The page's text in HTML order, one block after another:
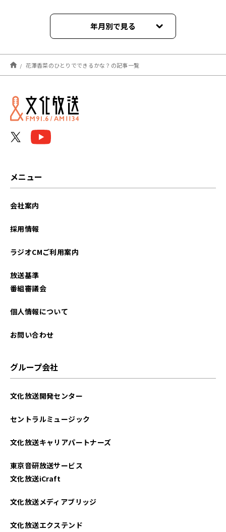
年月別で見る
2026年08月
2026年07月
2026年06月
2025年09月
2025年06月
2025年01月
2024年12月
花澤香菜のひとりでできるかな？の記事一覧
メニュー
会社案内
採用情報
ラジオCMご利用案内
放送基準
番組審議会
個人情報について
お問い合わせ
グループ会社
文化放送開発センター
セントラルミュージック
文化放送キャリアパートナーズ
東京音研放送サービス
文化放送iCraft
文化放送メディアブリッジ
文化放送エクステンド